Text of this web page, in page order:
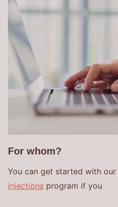
For whom?
You can get started with our
injections program if you